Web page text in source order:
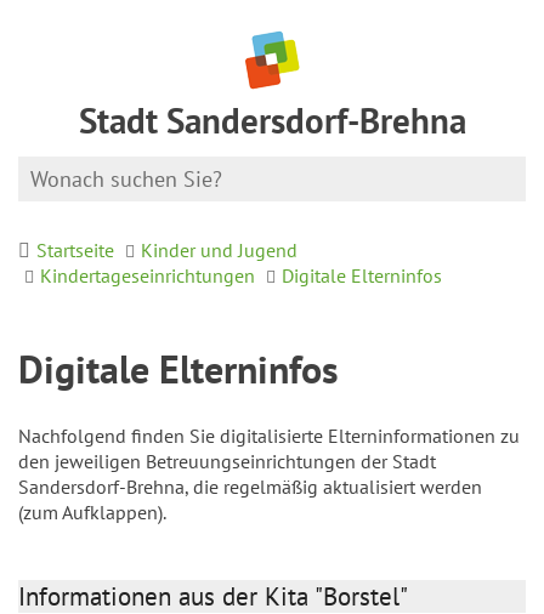
Stadt Sandersdorf-Brehna
Startseite
Kinder und Jugend
Kindertageseinrichtungen
Digitale Elterninfos
Digitale Elterninfos
Nachfolgend finden Sie digitalisierte Elterninformationen zu
den jeweiligen Betreuungseinrichtungen der Stadt
Sandersdorf-Brehna, die regelmäßig aktualisiert werden
(zum Aufklappen).
Informationen aus der Kita "Borstel"